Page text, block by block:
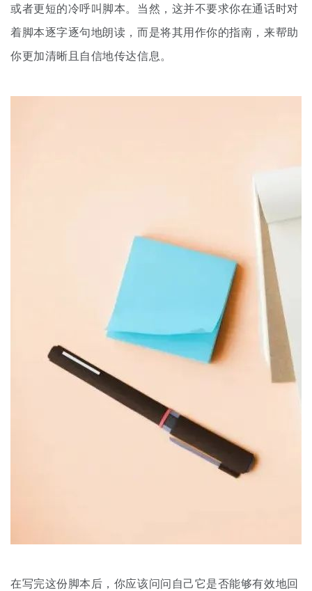
或者更短的冷呼叫脚本。 当然，这并不要求你在通话时对
着脚本逐字逐句地朗读 ，而是将其用作你的指南，来帮助
你更加清晰且自信地传达信息。
在写完这份脚本后，你应该问问自己它是否能够有效地回